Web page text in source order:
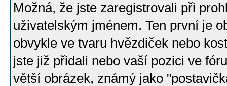
Možná, že jste zaregistrovali při
uživatelským jménem. Ten první je
obvykle ve tvaru hvězdiček nebo
jste již přidali nebo vaší pozici ve
větší obrázek, známý jako